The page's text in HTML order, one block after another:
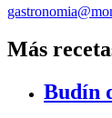
Más
Budín